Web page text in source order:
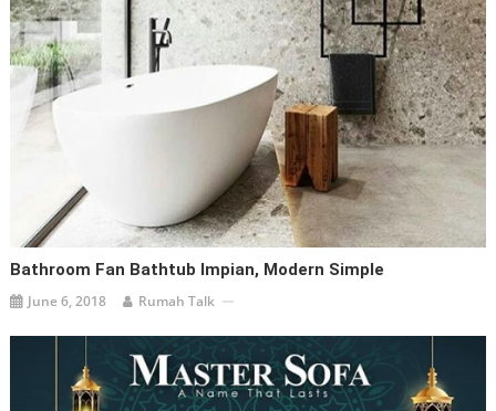
Bathroom Fan Bathtub Impian, Modern Simple
June 6, 2018 Rumah Talk